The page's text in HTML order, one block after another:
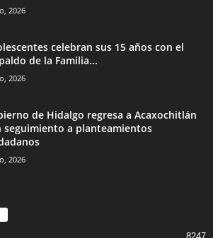
2026
celebran sus 15 años con el
de la Familia...
2026
de Hidalgo regresa a Acaxochitlán
seguimiento a planteamientos
2026